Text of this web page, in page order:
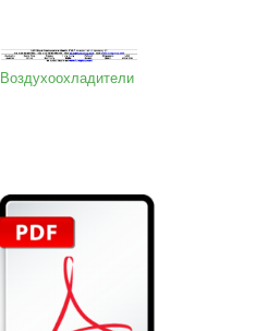
Воздухоохладители